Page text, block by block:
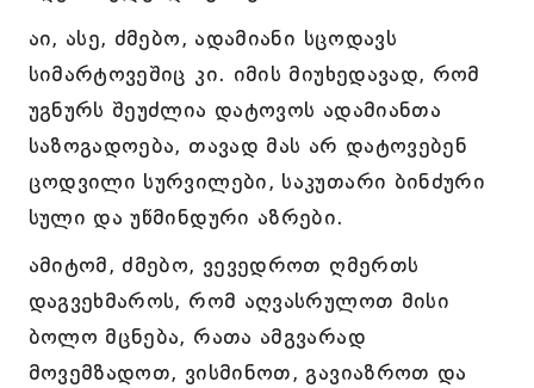
აი, ასე, ძმებო, ადამიანი სცოდავს
სიმარტოვეშიც კი. იმის მიუხედავად, რომ
უგნურს შეუძლია დატოვოს ადამიანთა
საზოგადოება, თავად მას არ დატოვებენ
ცოდვილი სურვილები, საკუთარი ბინძური
სული და უწმინდური აზრები.
ამიტომ, ძმებო, ვევედროთ ღმერთს
დაგვეხმაროს, რომ აღვასრულოთ მისი
ბოლო მცნება, რათა ამგვარად
მოვემზადოთ, ვისმინოთ, გავიაზროთ და